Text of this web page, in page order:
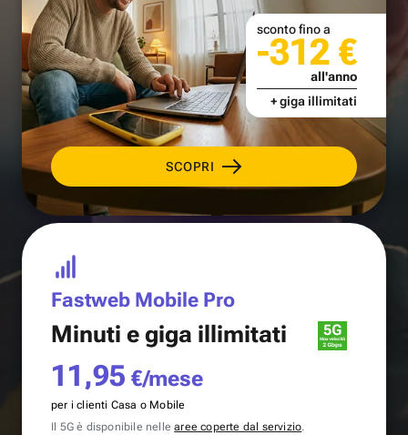
SCOPRI
sconto fino a
-312 €
all'anno
+ giga illimitati
Fastweb Mobile Pro
Minuti e giga illimitati
11,95 €/mese
per i clienti Casa o Mobile
Il 5G è disponibile nellearee coperte dal servizio.